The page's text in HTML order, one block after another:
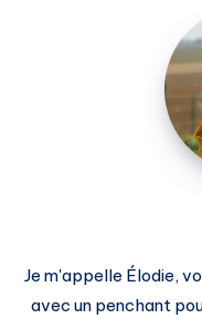
Je m'appelle Élodie,
avec un penchant